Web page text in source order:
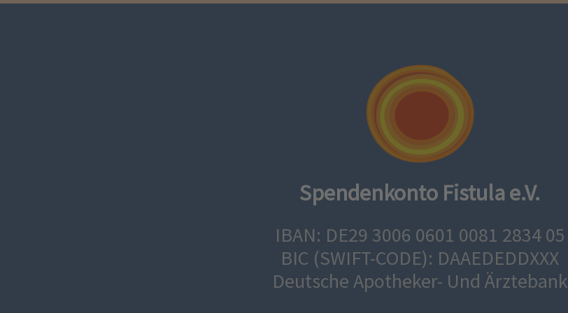
Spendenkonto Fistula e.V.
IBAN: DE29 3006 0601 0081 2834 05
BIC (SWIFT-CODE): DAAEDEDDXXX
Deutsche Apotheker- Und Ärztebank